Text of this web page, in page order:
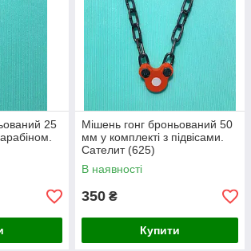
боєприпасу не перевищує 3000
25
Мішень гонг броньований 50
мм у комплекті з підвісами.
Сателит (625)
В наявності
350 ₴
Купити